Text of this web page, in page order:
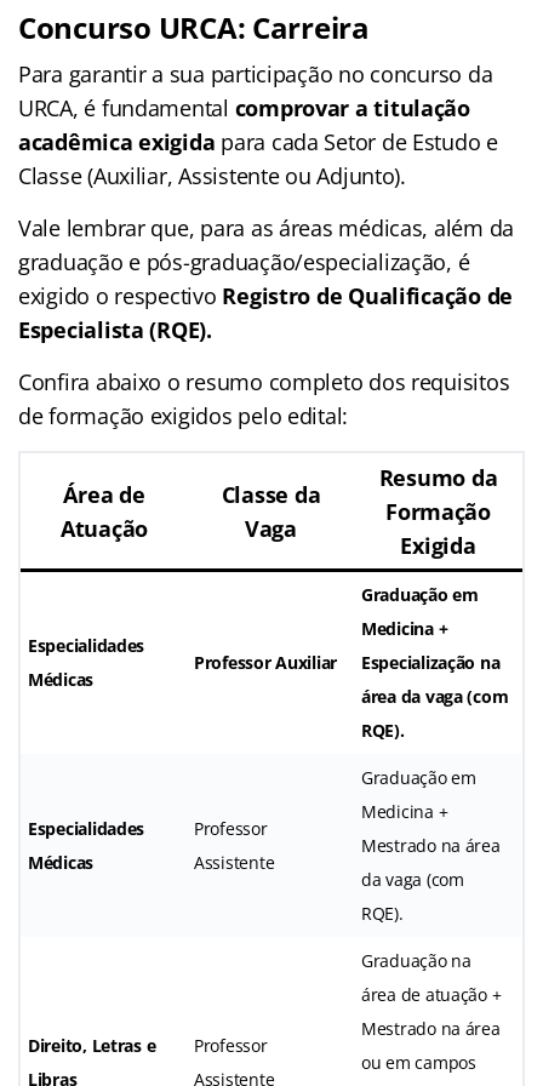
Concurso URCA: Carreira
Para garantir a sua participação no concurso da
URCA, é fundamental comprovar a titulação
acadêmica exigida para cada Setor de Estudo e
Classe (Auxiliar, Assistente ou Adjunto).
Vale lembrar que, para as áreas médicas, além da
graduação e pós-graduação/especialização, é
exigido o respectivo Registro de Qualificação de
Especialista (RQE).
Confira abaixo o resumo completo dos requisitos
de formação exigidos pelo edital:
Área de
Atuação
Classe da
Vaga
Resumo da
Formação
Exigida
Especialidades
Médicas
Professor Auxiliar
Graduação em
Medicina +
Especialização na
área da vaga (com
RQE).
Especialidades
Médicas
Professor
Assistente
Graduação em
Medicina +
Mestrado na área
da vaga (com
RQE).
Direito, Letras e
Libras
Professor
Assistente
Graduação na
área de atuação +
Mestrado na área
ou em campos